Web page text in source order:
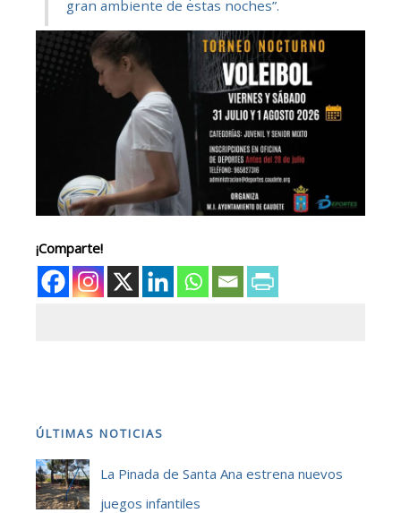
gran ambiente de estas noches”.
¡Comparte!
ÚLTIMAS NOTICIAS
La Pinada de Santa Ana estrena nuevos
juegos infantiles